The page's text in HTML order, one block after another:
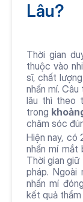
Lâu?
Thời gian
thuộc vào
sĩ, chất
nhấn mí.
lâu thì theo
trong
chăm sóc
Hiện nay, có
nhấn mí mắt
Thời gian
pháp.
nhấn mí
kết quả thẩm